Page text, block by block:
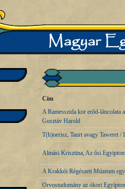
Cím
A Ramesszida kor erőd-láncolata
Gusztáv Harold
T(h)oerisz, Taurt avagy Taweret
Almási Krisztina, Az ősi
A Krakkói Régészeti Múzeum
Orvostudomány az ókori